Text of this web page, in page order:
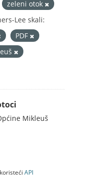
zeleni otok
Lee skali:
PDF
Mikleuš
API